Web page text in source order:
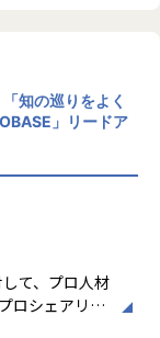
る組織のな
ンバーとのチ
レックス制
事情に合わ
したり、
イルで力を発
長しまし
世界を見渡せ
な社会課題
題まで様々
はそういっ
ジーとクリ
それぞれ思
る世界」の
知の巡りをよく
」リードア
て、プロ人材
ロシェアリン